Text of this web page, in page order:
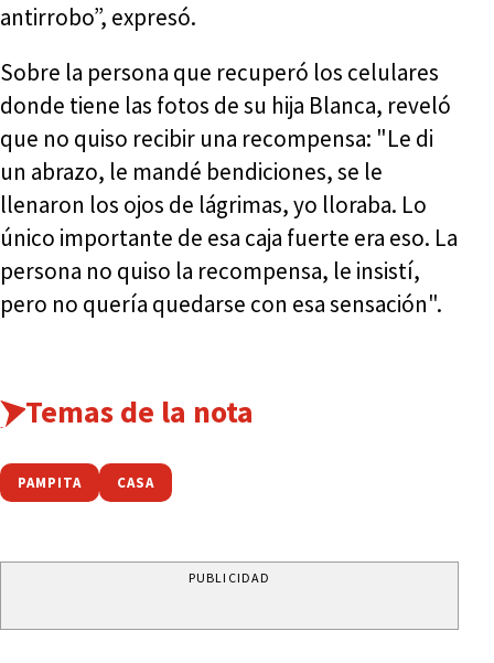
antirrobo”, expresó.
Sobre la persona que recuperó los celulares
donde tiene las fotos de su hija Blanca, reveló
que no quiso recibir una recompensa: "Le di
un abrazo, le mandé bendiciones, se le
llenaron los ojos de lágrimas, yo lloraba. Lo
único importante de esa caja fuerte era eso. La
persona no quiso la recompensa, le insistí,
pero no quería quedarse con esa sensación".
Temas de la nota
PAMPITA CASA
PUBLICIDAD